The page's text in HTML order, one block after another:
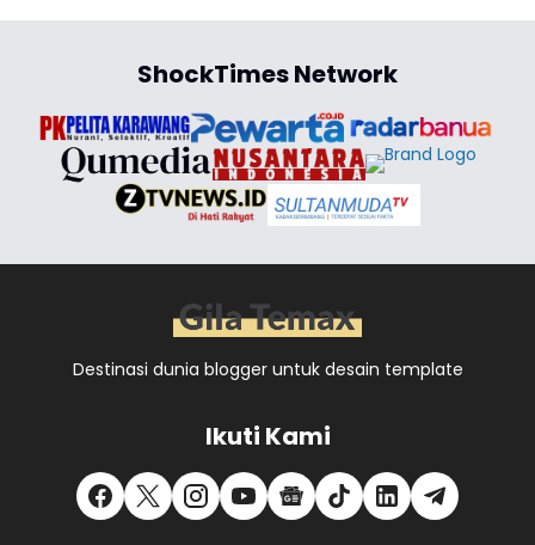
ShockTimes Network
Destinasi dunia blogger untuk desain template
Ikuti Kami